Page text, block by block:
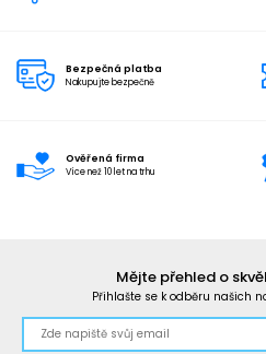
Bezpečná platba
Nakupujte bezpečně
Ověřená firma
Více než 10 let na trhu
Mějte přehled o
Přihlašte se k odběru našich